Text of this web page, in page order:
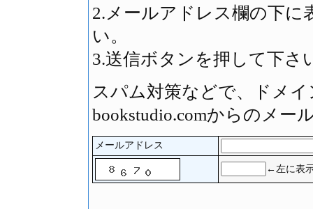
2.メールアドレス欄の下に
い。
3.送信ボタンを押して下さ
スパム対策などで、ドメ
bookstudio.comからのメー
メールアドレス
←左に表